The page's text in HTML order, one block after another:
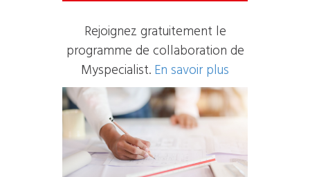
Rejoignez gratuitement le
programme de collaboration de
Myspecialist. En savoir plus